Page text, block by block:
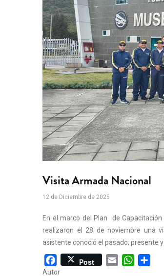
Visita Armada Nacional
12 de Diciembre de 2025
En el marco del Plan de
realizaron el 28 de noviembre una
asistente conoció el pasado, presente
Facebook
Post Email
Autor